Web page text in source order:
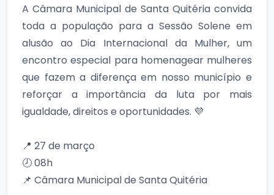
A Câmara Municipal de Santa Quitéria convida
toda a população para a Sessão Solene em
alusão ao Dia Internacional da Mulher, um
encontro especial para homenagear mulheres
que fazem a diferença em nosso município e
reforçar a importância da luta por mais
igualdade, direitos e oportunidades. 💜
📍 27 de março
🕗 08h
📌 Câmara Municipal de Santa Quitéria